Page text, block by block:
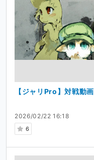
2026/02/22 16:18
6
【ジャリPro】対戦動画